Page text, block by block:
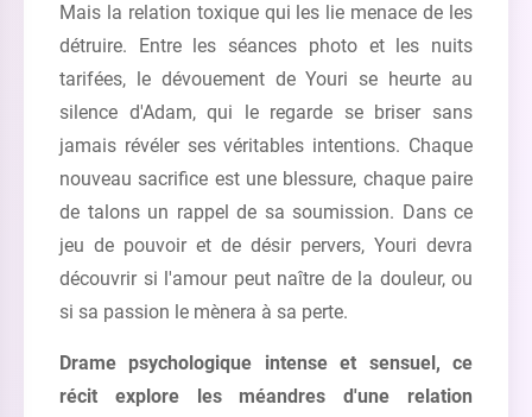
Mais la relation toxique qui les lie menace de les
détruire. Entre les séances photo et les nuits
tarifées, le dévouement de Youri se heurte au
silence d'Adam, qui le regarde se briser sans
jamais révéler ses véritables intentions. Chaque
nouveau sacrifice est une blessure, chaque paire
de talons un rappel de sa soumission. Dans ce
jeu de pouvoir et de désir pervers, Youri devra
découvrir si l'amour peut naître de la douleur, ou
si sa passion le mènera à sa perte.
Drame psychologique intense et sensuel, ce
récit explore les méandres d'une relation